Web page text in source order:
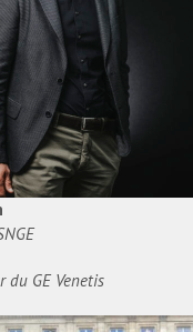
du GE Venetis